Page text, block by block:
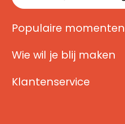
Populaire momenten
Wie wil je blij maken
Klantenservice